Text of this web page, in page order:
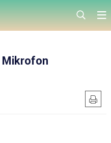
Mikrofon